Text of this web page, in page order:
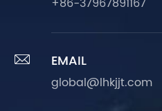
 EMAIL
global@lhkjjt.com